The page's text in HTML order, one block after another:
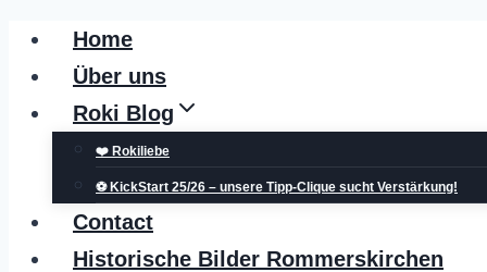
Zum
Inhalt
springen
Home
Über uns
Roki Blog
❤️ Rokiliebe
⚽ KickStart 25/26 – unsere Tipp-Clique sucht Verstärkung!
Contact
Historische Bilder Rommerskirchen